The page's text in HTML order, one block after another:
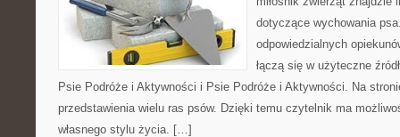
dotyczące wychowania
odpowiedzialnych
łączą się w użyteczne
Psie Podróże i Aktywności i Psie Podróże i Aktywności. Na
przedstawienia wielu ras psów. Dzięki temu czytelnik ma
własnego stylu życia. […]